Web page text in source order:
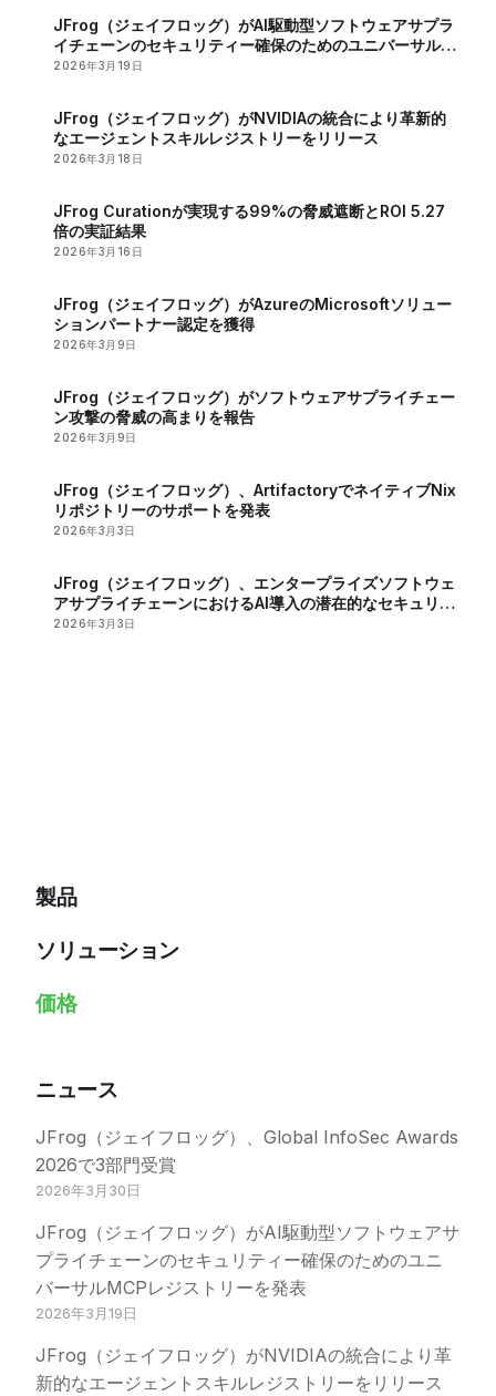
JFrog（ジェイフロッグ）がAI駆動型ソフトウェアサプラ
イチェーンのセキュリティー確保のためのユニバーサル
MCPレジストリーを発表
2026年3月19日
JFrog（ジェイフロッグ）がNVIDIAの統合により革新的
なエージェントスキルレジストリーをリリース
2026年3月18日
JFrog Curationが実現する99%の脅威遮断とROI 5.27
倍の実証結果
2026年3月16日
JFrog（ジェイフロッグ）がAzureのMicrosoftソリュー
ションパートナー認定を獲得
2026年3月9日
JFrog（ジェイフロッグ）がソフトウェアサプライチェー
ン攻撃の脅威の高まりを報告
2026年3月9日
JFrog（ジェイフロッグ）、ArtifactoryでネイティブNix
リポジトリーのサポートを発表
2026年3月3日
JFrog（ジェイフロッグ）、エンタープライズソフトウェ
アサプライチェーンにおけるAI導入の潜在的なセキュリテ
ィーリスクを報告
2026年3月3日
製品
ソリューション
価格
ニュース
JFrog（ジェイフロッグ）、Global InfoSec Awards
2026で3部門受賞
2026年3月30日
JFrog（ジェイフロッグ）がAI駆動型ソフトウェアサ
プライチェーンのセキュリティー確保のためのユニ
バーサルMCPレジストリーを発表
2026年3月19日
JFrog（ジェイフロッグ）がNVIDIAの統合により革
新的なエージェントスキルレジストリーをリリース